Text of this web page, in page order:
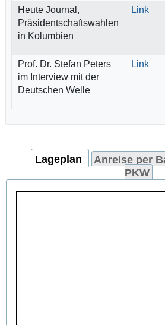
Heute Journal,
Präsidentschaftswahlen
in Kolumbien
Link
Prof. Dr. Stefan Peters
im Interview mit der
Deutschen Welle
Link
Lageplan Anreise per
PKW